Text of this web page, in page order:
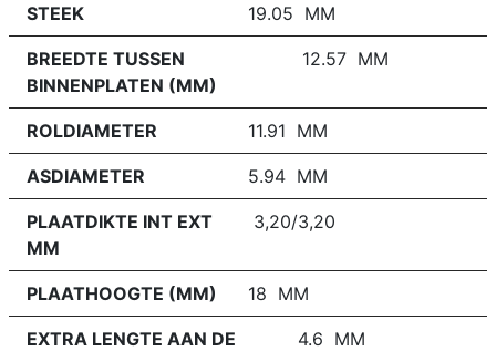
STEEK 19.05 MM
BREEDTE TUSSEN
BINNENPLATEN (MM)
12.57 MM
ROLDIAMETER 11.91 MM
ASDIAMETER 5.94 MM
PLAATDIKTE INT EXT
MM
3,20/3,20
PLAATHOOGTE (MM) 18 MM
EXTRA LENGTE AAN DE
4.6 MM